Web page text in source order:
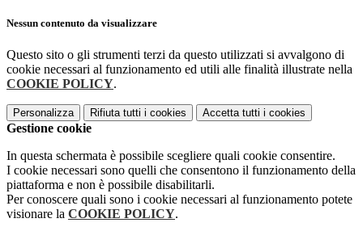
Nessun contenuto da visualizzare
Questo sito o gli strumenti terzi da questo utilizzati si avvalgono di
cookie necessari al funzionamento ed utili alle finalità illustrate nella
COOKIE POLICY.
Personalizza Rifiuta tutti i cookies Accetta tutti i cookies
Gestione cookie
In questa schermata è possibile scegliere quali cookie consentire.
I cookie necessari sono quelli che consentono il funzionamento della
piattaforma e non è possibile disabilitarli.
Per conoscere quali sono i cookie necessari al funzionamento potete
visionare la COOKIE POLICY.